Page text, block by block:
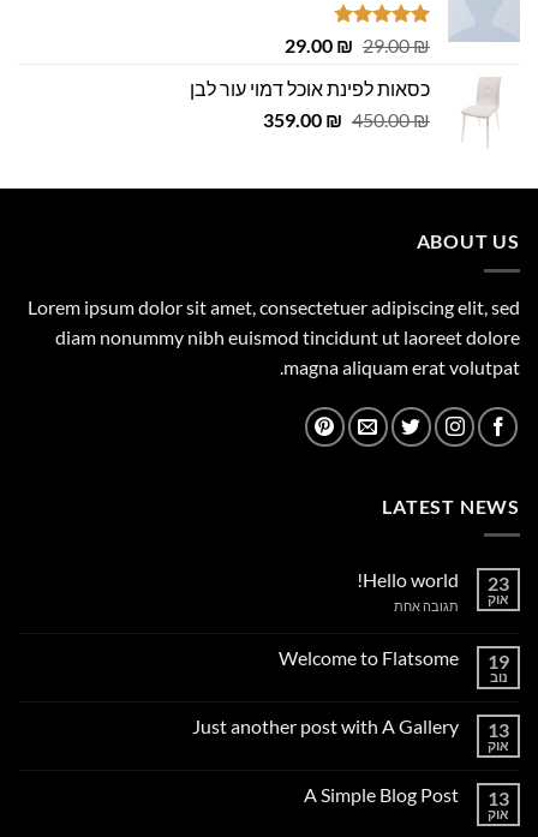
דורג4.75
29.00₪
המחיר
היה:
29.00 ₪.
29.00 ₪
המחיר
הוא:
29.00 ₪.
כסאות לפינת אוכל דמוי עור לבן
450.00₪
המחיר
450.00 ₪.
359.00 ₪
המחיר
359.00 ₪.
ABOUT US
Lorem ipsum dolor sit amet, consectetuer adipiscing elit, sed
diam nonummy nibh euismod tincidunt ut laoreet dolore
magna aliquam erat volutpat.
LATEST NEWS
23
אוק
Hello world!
תגובה אחתעל
19
נוב
Welcome to Flatsome
Welcome
13
אוק
Just another post with A Gallery
Just
13
אוק
A Simple Blog Post